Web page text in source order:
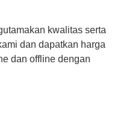
kwalitas serta
dan dapatkan harga
dan offline dengan